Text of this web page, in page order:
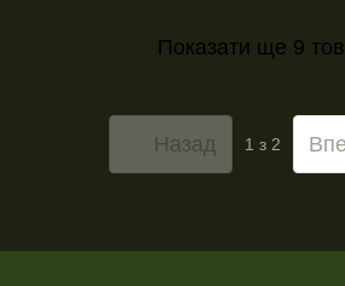
Показати ще 9
Назад 1 з 2